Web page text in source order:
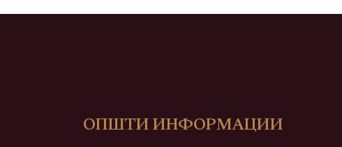
ОПШТИ ИНФОРМАЦИИ